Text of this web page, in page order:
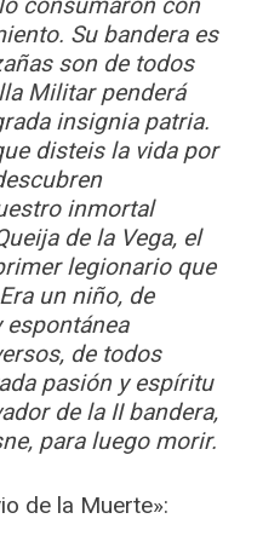
consumaron con
Su bandera es
son de todos
Militar penderá
insignia patria.
disteis la vida por
inmortal
de la Vega, el
legionario que
un niño, de
de todos
pasión y espíritu
de la II bandera,
para luego morir.
de la Muerte»: